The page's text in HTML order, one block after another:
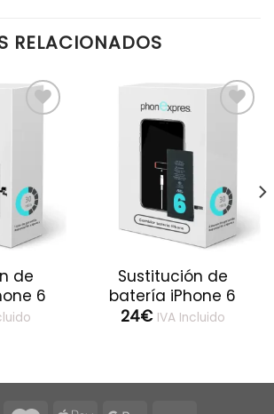
RELACIONADOS
de
6
Sustitución de
batería iPhone 6
24€ IVA Incluido